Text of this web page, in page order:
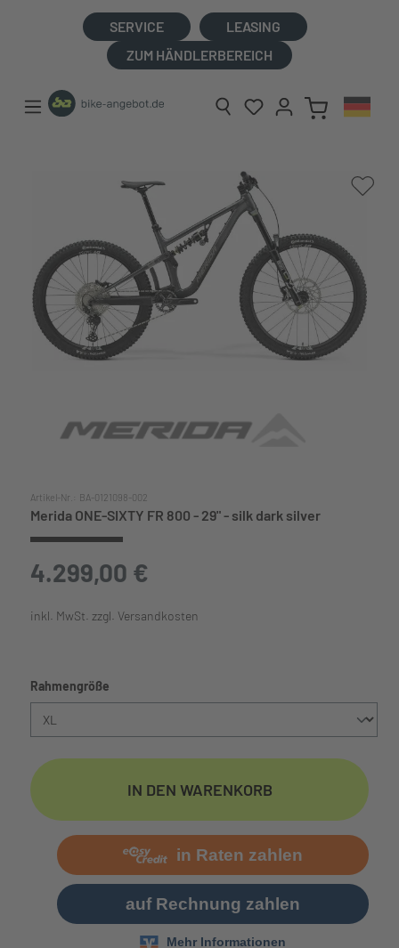
SERVICE
LEASING
ZUM HÄNDLERBEREICH
Bildergalerie überspringen
Artikel-Nr.: BA-0121098-002
Merida ONE-SIXTY FR 800 - 29" - silk dark silver
4.299,00 €
inkl. MwSt. zzgl. Versandkosten
Rahmengröße
IN DEN WARENKORB